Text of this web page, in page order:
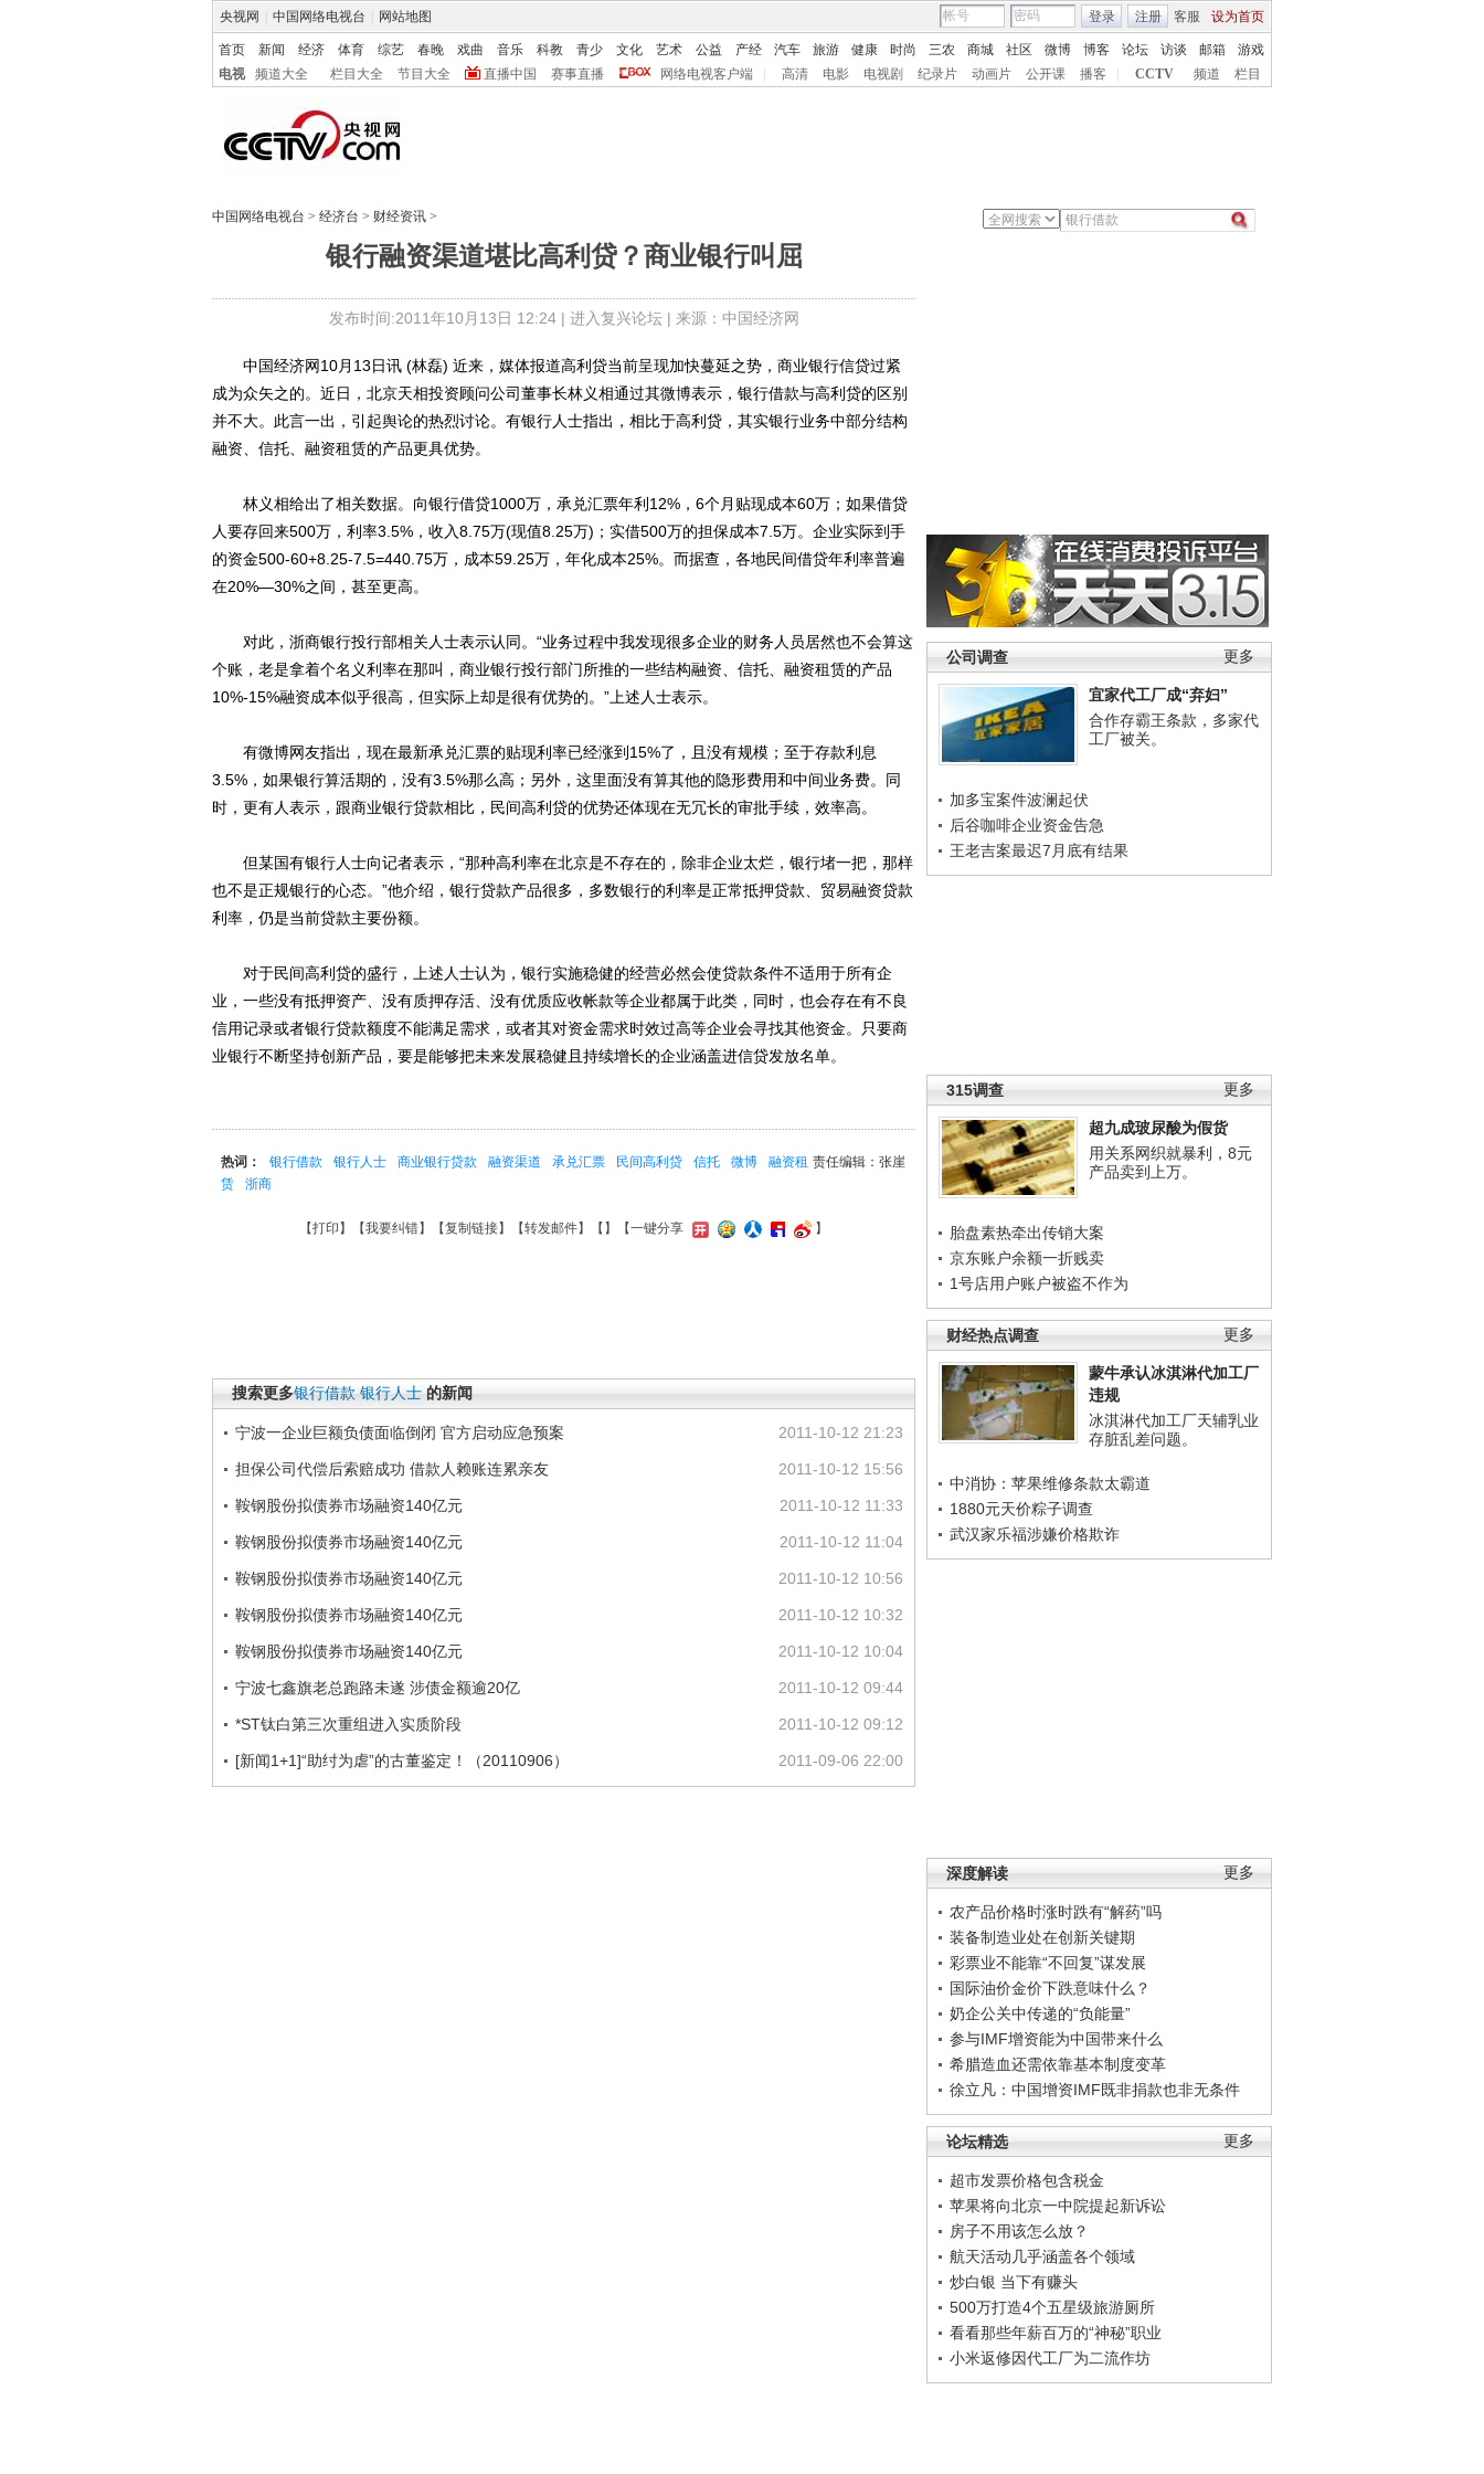
央视网 中国网络电视台 网站地图 客服 设为首页
登录 注册
首页 新闻 经济 体育 综艺 春晚 戏曲 音乐 科教 青少 文化 艺术 公益 产经 汽车 旅游 健康 时尚 三农 商城 社区 微博 博客 论坛 访谈 邮箱
游戏
电视
频道大全 栏目大全 节目大全 直播中国 赛事直播 网络电视客户端 高清 电影 电视剧 纪录片 动画片 公开课 播客 CCTV 频道 栏目
中国网络电视台 > 经济台 > 财经资讯 >
银行融资渠道堪比高利贷？商业银行叫屈
发布时间:2011年10月13日 12:24 | 进入复兴论坛| 来源：中国经济网
更多
公司调查
宜家代工厂成“弃妇”
合作存霸王条款，多家代
工厂被关。
加多宝案件波澜起伏
后谷咖啡企业资金告急
王老吉案最迟7月底有结果
更多
315调查
超九成玻尿酸为假货
用关系网织就暴利，8元
产品卖到上万。
胎盘素热牵出传销大案
京东账户余额一折贱卖
1号店用户账户被盗不作为
更多
财经热点调查
蒙牛承认冰淇淋代加工厂
违规
冰淇淋代加工厂天辅乳业
存脏乱差问题。
中消协：苹果维修条款太霸道
1880元天价粽子调查
武汉家乐福涉嫌价格欺诈
更多
深度解读
农产品价格时涨时跌有“解药”吗
装备制造业处在创新关键期
彩票业不能靠“不回复”谋发展
国际油价金价下跌意味什么？
奶企公关中传递的“负能量”
参与IMF增资能为中国带来什么
希腊造血还需依靠基本制度变革
徐立凡：中国增资IMF既非捐款也非无条件
更多
论坛精选
超市发票价格包含税金
苹果将向北京一中院提起新诉讼
房子不用该怎么放？
航天活动几乎涵盖各个领域
炒白银 当下有赚头
500万打造4个五星级旅游厕所
看看那些年薪百万的“神秘”职业
小米返修因代工厂为二流作坊
中国经济网10月13日讯 (林磊) 近来，媒体报道高利贷当前呈现加快蔓延之势，商业银行信贷过紧
成为众矢之的。近日，北京天相投资顾问公司董事长林义相通过其微博表示，银行借款与高利贷的区别
并不大。此言一出，引起舆论的热烈讨论。有银行人士指出，相比于高利贷，其实银行业务中部分结构
融资、信托、融资租赁的产品更具优势。
林义相给出了相关数据。向银行借贷1000万，承兑汇票年利12%，6个月贴现成本60万；如果借贷
人要存回来500万，利率3.5%，收入8.75万(现值8.25万)；实借500万的担保成本7.5万。企业实际到手
的资金500-60+8.25-7.5=440.75万，成本59.25万，年化成本25%。而据查，各地民间借贷年利率普遍
在20%—30%之间，甚至更高。
对此，浙商银行投行部相关人士表示认同。“业务过程中我发现很多企业的财务人员居然也不会算这
个账，老是拿着个名义利率在那叫，商业银行投行部门所推的一些结构融资、信托、融资租赁的产品
10%-15%融资成本似乎很高，但实际上却是很有优势的。”上述人士表示。
有微博网友指出，现在最新承兑汇票的贴现利率已经涨到15%了，且没有规模；至于存款利息
3.5%，如果银行算活期的，没有3.5%那么高；另外，这里面没有算其他的隐形费用和中间业务费。同
时，更有人表示，跟商业银行贷款相比，民间高利贷的优势还体现在无冗长的审批手续，效率高。
但某国有银行人士向记者表示，“那种高利率在北京是不存在的，除非企业太烂，银行堵一把，那样
也不是正规银行的心态。”他介绍，银行贷款产品很多，多数银行的利率是正常抵押贷款、贸易融资贷款
利率，仍是当前贷款主要份额。
对于民间高利贷的盛行，上述人士认为，银行实施稳健的经营必然会使贷款条件不适用于所有企
业，一些没有抵押资产、没有质押存活、没有优质应收帐款等企业都属于此类，同时，也会存在有不良
信用记录或者银行贷款额度不能满足需求，或者其对资金需求时效过高等企业会寻找其他资金。只要商
业银行不断坚持创新产品，要是能够把未来发展稳健且持续增长的企业涵盖进信贷发放名单。
责任编辑：张崖
热词： 银行借款 银行人士 商业银行贷款 融资渠道 承兑汇票 民间高利贷 信托 微博
融资租
赁
浙商
【打印 】【我要纠错】【复制链接】【转发邮件】【 】 【一键分享 】
搜索更多银行借款 银行人士 的新闻
2011-10-12 21:23
宁波一企业巨额负债面临倒闭 官方启动应急预案
2011-10-12 15:56
担保公司代偿后索赔成功 借款人赖账连累亲友
2011-10-12 11:33
鞍钢股份拟债券市场融资140亿元
2011-10-12 11:04
鞍钢股份拟债券市场融资140亿元
2011-10-12 10:56
鞍钢股份拟债券市场融资140亿元
2011-10-12 10:32
鞍钢股份拟债券市场融资140亿元
2011-10-12 10:04
鞍钢股份拟债券市场融资140亿元
2011-10-12 09:44
宁波七鑫旗老总跑路未遂 涉债金额逾20亿
2011-10-12 09:12
*ST钛白第三次重组进入实质阶段
2011-09-06 22:00
[新闻1+1]“助纣为虐”的古董鉴定！（20110906）